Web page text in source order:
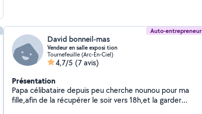
Auto-entrepreneur
David bonneil-mas
Vendeur en salle exposi tion
Tournefeuille (Arc-En-Ciel)
4,7/5 (7 avis)
Présentation
Papa célibataire depuis peu cherche nounou pour ma
fille,afin de la récupérer le soir vers 18h,et la garder